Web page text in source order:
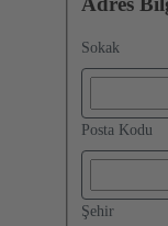
Sokak
Posta Kodu
Şehir